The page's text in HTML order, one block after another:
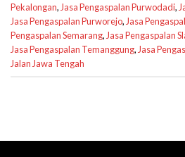
Pekalongan, Jasa Pengaspalan Purwodadi,
Jasa Pengaspalan Purworejo, Jasa
Pengaspalan Semarang, Jasa Pengaspalan
Jasa Pengaspalan Temanggung, Jasa
Jalan Jawa Tengah